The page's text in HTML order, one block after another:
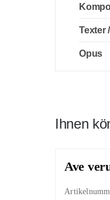
Texter
Opus
Ihnen
Ave